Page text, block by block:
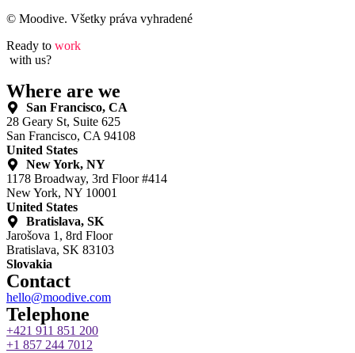
© Moodive. Všetky práva vyhradené
Ready to work
with us?
Where are we
San Francisco, CA
28 Geary St, Suite 625
San Francisco, CA 94108
United States
New York, NY
1178 Broadway, 3rd Floor #414
New York, NY 10001
United States
Bratislava, SK
Jarošova 1, 8rd Floor
Bratislava, SK 83103
Slovakia
Contact
hello@moodive.com
Telephone
+421 911 851 200
+1 857 244 7012